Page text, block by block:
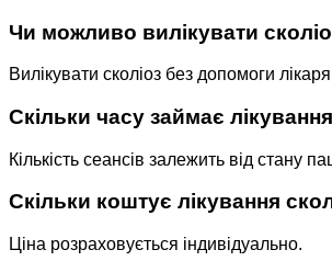
Чи можливо вилікувати
Вилікувати сколіоз без допомоги
Скільки часу займає
Кількість сеансів залежить від
Скільки коштує лікування
Ціна розраховується індивідуально.